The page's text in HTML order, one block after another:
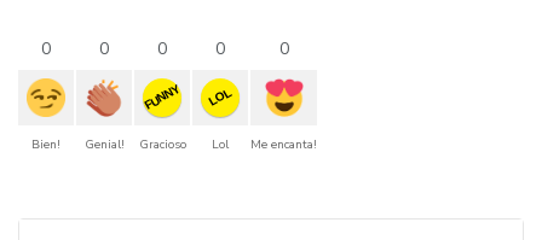
0
Bien!
0
Genial!
0
FUNNY
Gracioso
0
LOL
Lol
0
Me encanta!